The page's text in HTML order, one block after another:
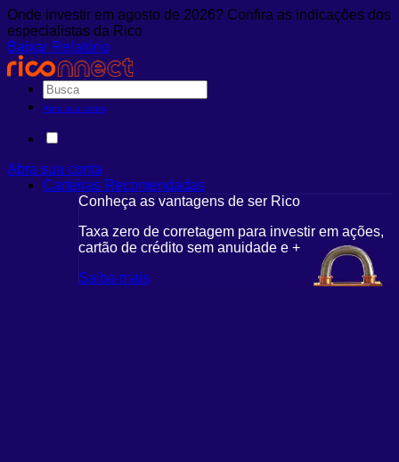
Onde investir em agosto de 2026? Confira as indicações dos
especialistas da Rico
Baixar Relatório
Abra sua conta
Abra sua conta
Carteiras Recomendadas
Conheça as vantagens de ser Rico
Taxa zero de corretagem para investir em ações,
cartão de crédito sem anuidade e +
Saiba mais